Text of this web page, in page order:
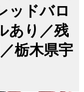
ッドバロ
あり／残
栃木県宇